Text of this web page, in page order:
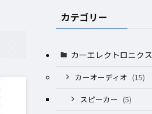
カテゴリー
カーエレクトロニクス
カーオーディオ (15)
スピーカー (5)